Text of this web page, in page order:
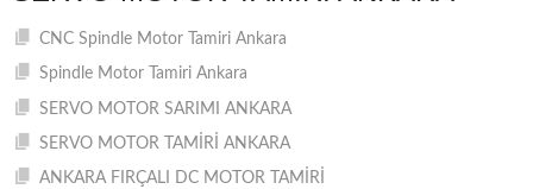
CNC Spindle Motor Tamiri Ankara
Spindle Motor Tamiri Ankara
SERVO MOTOR SARIMI ANKARA
SERVO MOTOR TAMİRİ ANKARA
ANKARA FIRÇALI DC MOTOR TAMİRİ